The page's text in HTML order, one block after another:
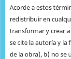
Acorde a estos
redistribuir en
transformar y crear
se cite la autoría y la
de la obra), b) no se